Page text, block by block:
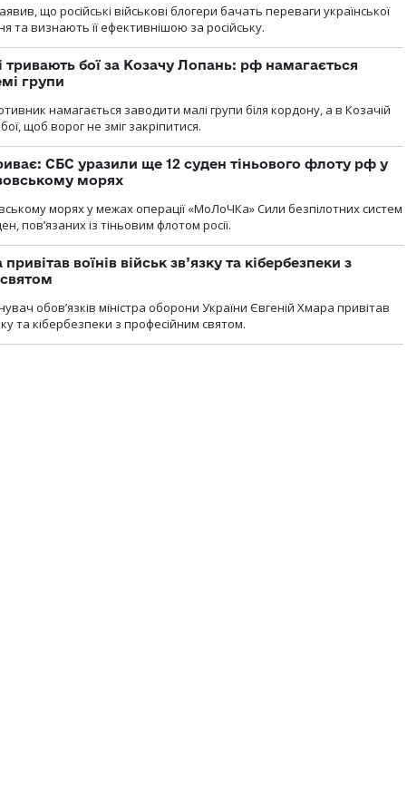
що російські військові блогери бачать переваги української
та визнають її ефективнішою за російську.
тривають бої за Козачу Лопань: рф намагається
групи
намагається заводити малі групи біля кордону, а в Козачій
щоб ворог не зміг закріпитися.
СБС уразили ще 12 суден тіньового флоту рф у
морях
морях у межах операції «МоЛоЧКа» Сили безпілотних систем
пов’язаних із тіньовим флотом росії.
воїнів військ зв’язку та кібербезпеки з
обов’язків міністра оборони України Євгеній Хмара привітав
та кібербезпеки з професійним святом.